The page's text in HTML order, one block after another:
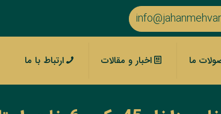
ما اخبار و مقالات ارتباط با ما